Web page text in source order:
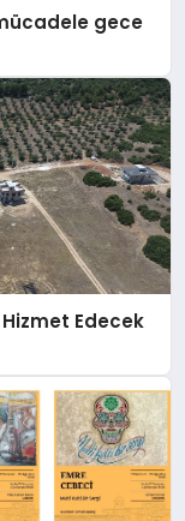
gece
Hizmet Edecek